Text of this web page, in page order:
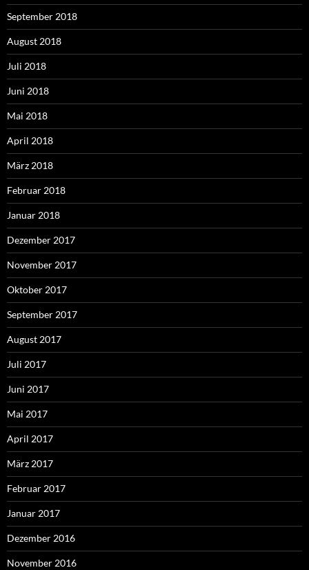
September 2018
August 2018
Juli 2018
Juni 2018
Mai 2018
April 2018
März 2018
Februar 2018
Januar 2018
Dezember 2017
November 2017
Oktober 2017
September 2017
August 2017
Juli 2017
Juni 2017
Mai 2017
April 2017
März 2017
Februar 2017
Januar 2017
Dezember 2016
November 2016